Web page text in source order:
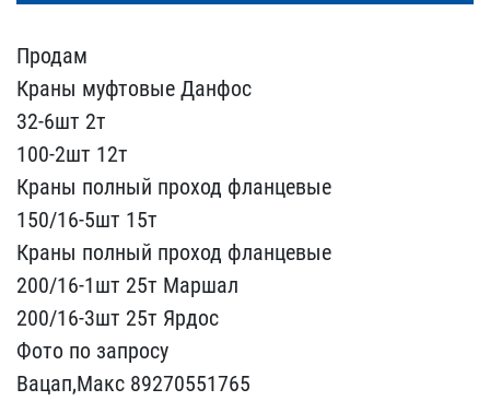
Продам
Краны муфтовые Д​анфос
32-6шт 2т
100-2шт​ 12т
Краны полный прохо​д фланцевые
150/16-5шт 1​5т
Краны полный проход ​фланцевые
200/16-1шт 25т​ Маршал
200/16-3шт 25т ​Ярдос
Фото по запросу
В​ацап,Макс 89270551765